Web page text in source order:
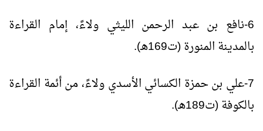
6-نافع بن عبد الرحمن الليثي ولاءً، إمام القراءة
بالمدينة المنورة (ت169هـ).
7-علي بن حمزة الكسائي الأسدي ولاءً، من أئمة القراءة
بالكوفة (ت189هـ).